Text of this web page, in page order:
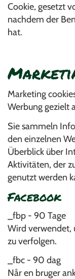
Cookie, gesetzt
nachdem der
hat.
Marketing
Werbung gezielt
Sie sammeln
den einzelnen
Überblick über
Aktivitäten, der
genutzt werden
Facebook
_fbp - 90 Tage
Wird verwendet,
zu verfolgen.
_fbc - 90 dag
Når en bruger